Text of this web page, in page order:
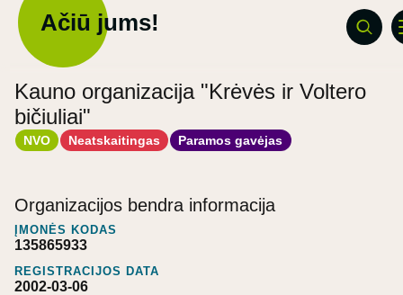
Ačiū jums!
Kauno organizacija "Krėvės ir Voltero
bičiuliai"
NVO Neatskaitingas Paramos gavėjas
Organizacijos bendra informacija
ĮMONĖS KODAS
135865933
REGISTRACIJOS DATA
2002-03-06